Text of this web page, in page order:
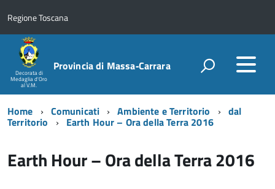
Regione Toscana
Decorata di
Medaglia d'Oro
al V.M.
Provincia di Massa‑Carrara
Home Comunicati Ambiente e Territorio dal
Territorio Earth Hour – Ora della Terra 2016
Earth Hour – Ora della Terra 2016